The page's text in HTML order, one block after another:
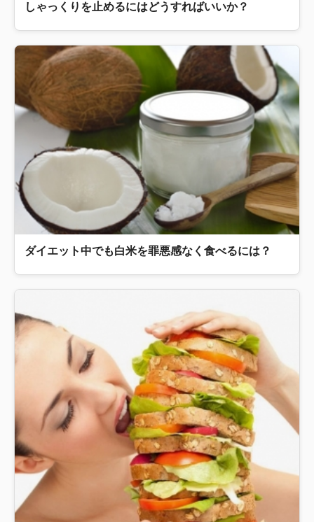
しゃっくりを止めるにはどうすればいいか？
ダイエット中でも白米を罪悪感なく食べるには？